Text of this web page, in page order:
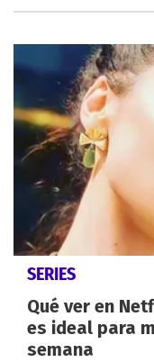
SERIES
Qué ver en
es ideal para
semana